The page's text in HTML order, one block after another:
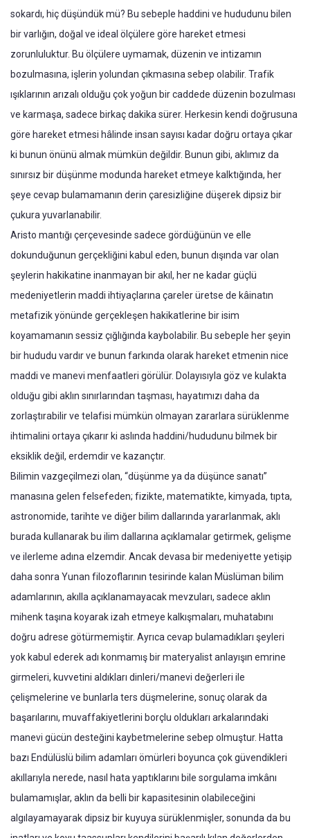
sokardı, hiç düşündük mü? Bu sebeple haddini ve hududunu bilen
bir varlığın, doğal ve ideal ölçülere göre hareket etmesi
zorunluluktur. Bu ölçülere uymamak, düzenin ve intizamın
bozulmasına, işlerin yolundan çıkmasına sebep olabilir. Trafik
ışıklarının arızalı olduğu çok yoğun bir caddede düzenin bozulması
ve karmaşa, sadece birkaç dakika sürer. Herkesin kendi doğrusuna
göre hareket etmesi hâlinde insan sayısı kadar doğru ortaya çıkar
ki bunun önünü almak mümkün değildir. Bunun gibi, aklımız da
sınırsız bir düşünme modunda hareket etmeye kalktığında, her
şeye cevap bulamamanın derin çaresizliğine düşerek dipsiz bir
çukura yuvarlanabilir.
Aristo mantığı çerçevesinde sadece gördüğünün ve elle
dokunduğunun gerçekliğini kabul eden, bunun dışında var olan
şeylerin hakikatine inanmayan bir akıl, her ne kadar güçlü
medeniyetlerin maddi ihtiyaçlarına çareler üretse de kâinatın
metafizik yönünde gerçekleşen hakikatlerine bir isim
koyamamanın sessiz çığlığında kaybolabilir. Bu sebeple her şeyin
bir hududu vardır ve bunun farkında olarak hareket etmenin nice
maddi ve manevi menfaatleri görülür. Dolayısıyla göz ve kulakta
olduğu gibi aklın sınırlarından taşması, hayatımızı daha da
zorlaştırabilir ve telafisi mümkün olmayan zararlara sürüklenme
ihtimalini ortaya çıkarır ki aslında haddini/hududunu bilmek bir
eksiklik değil, erdemdir ve kazançtır.
Bilimin vazgeçilmezi olan, “düşünme ya da düşünce sanatı”
manasına gelen felsefeden; fizikte, matematikte, kimyada, tıpta,
astronomide, tarihte ve diğer bilim dallarında yararlanmak, aklı
burada kullanarak bu ilim dallarına açıklamalar getirmek, gelişme
ve ilerleme adına elzemdir. Ancak devasa bir medeniyette yetişip
daha sonra Yunan filozoflarının tesirinde kalan Müslüman bilim
adamlarının, akılla açıklanamayacak mevzuları, sadece aklın
mihenk taşına koyarak izah etmeye kalkışmaları, muhatabını
doğru adrese götürmemiştir. Ayrıca cevap bulamadıkları şeyleri
yok kabul ederek adı konmamış bir materyalist anlayışın emrine
girmeleri, kuvvetini aldıkları dinleri/manevi değerleri ile
çelişmelerine ve bunlarla ters düşmelerine, sonuç olarak da
başarılarını, muvaffakiyetlerini borçlu oldukları arkalarındaki
manevi gücün desteğini kaybetmelerine sebep olmuştur. Hatta
bazı Endülüslü bilim adamları ömürleri boyunca çok güvendikleri
akıllarıyla nerede, nasıl hata yaptıklarını bile sorgulama imkânı
bulamamışlar, aklın da belli bir kapasitesinin olabileceğini
algılayamayarak dipsiz bir kuyuya sürüklenmişler, sonunda da bu